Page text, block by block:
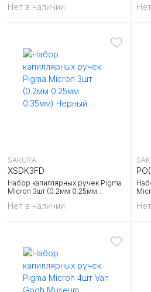
Нет в наличии
Нет в наличии
Набор капиллярных ручек Pigma
Micron 3шт (0.2мм 0.25мм
SAKURA
XSDK3FD